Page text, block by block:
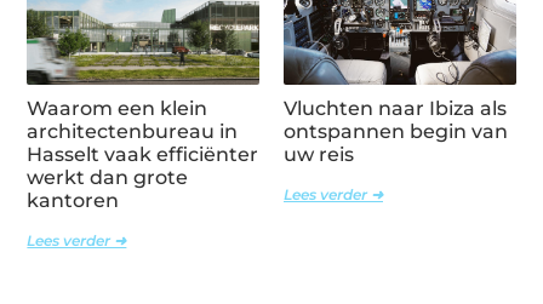
Waarom een klein
architectenbureau in
Hasselt vaak efficiënter
werkt dan grote
kantoren
Lees verder ➜
Vluchten naar Ibiza als
ontspannen begin van
uw reis
Lees verder ➜